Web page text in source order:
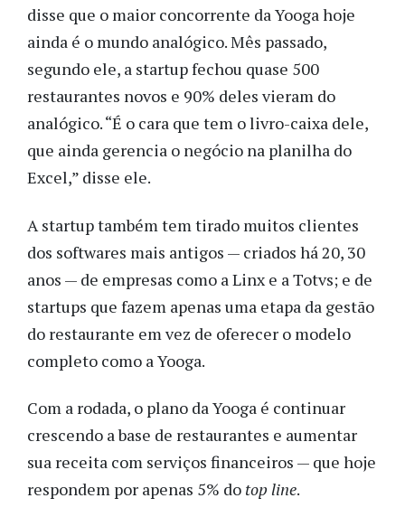
disse que o maior concorrente da Yooga hoje
ainda é o mundo analógico. Mês passado,
segundo ele, a startup fechou quase 500
restaurantes novos e 90% deles vieram do
analógico. “É o cara que tem o livro-caixa dele,
que ainda gerencia o negócio na planilha do
Excel,” disse ele.
A startup também tem tirado muitos clientes
dos softwares mais antigos — criados há 20, 30
anos — de empresas como a Linx e a Totvs; e de
startups que fazem apenas uma etapa da gestão
do restaurante em vez de oferecer o modelo
completo como a Yooga.
Com a rodada, o plano da Yooga é continuar
crescendo a base de restaurantes e aumentar
sua receita com serviços financeiros — que hoje
respondem por apenas 5% do top line.